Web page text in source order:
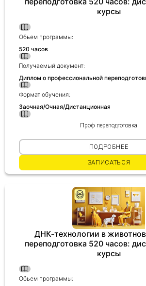
курсы
Обьем программы:
520 часов
Получаемый документ:
Диплом о профессиональной
Формат обучения:
Заочная/Очная/Дистанционная
Проф переподготовка
ПОДРОБНЕЕ
ЗАПИСАТЬСЯ
ДНК-технологии в
переподготовка 520 часов:
курсы
Обьем программы: